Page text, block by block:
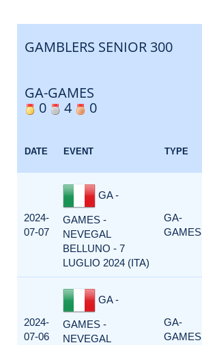
GAMBLERS SENIOR 300
GA-GAMES
0
4 0
DATE EVENT TYPE
2024-
07-07
GA -
GAMES -
NEVEGAL
BELLUNO - 7
LUGLIO 2024 (ITA)
GA-
GAMES
2024-
07-06
GA -
GAMES -
NEVEGAL
GA-
GAMES